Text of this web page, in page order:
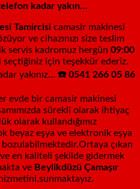
kadar yakın…
Tamircisi camasir makinesi
ve cihazınızı size teslim
servis kadromuz hergün 09:00
seçtiğiniz için teşekkür ederiz.
yakınız… ☎️ 0541 266 05 86
evde bir camasir makinesi
sürekli olarak ihtiyaç
olarak kullandığımız
beyaz eşya ve elektronik eşya
çıkan
en kaliteli şekilde gidermek
ve Beylikdüzü Çamaşır
hizmetini,sunmaktayız.